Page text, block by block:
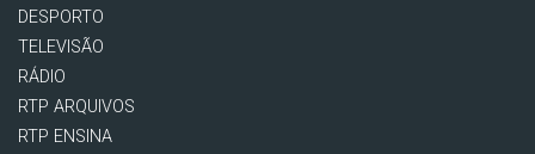
DESPORTO
TELEVISÃO
RÁDIO
RTP ARQUIVOS
RTP ENSINA